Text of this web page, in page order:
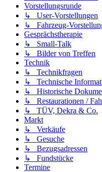
Vorstellungsrunde
↳ User-Vorstellungen
↳ Fahrzeug-
Gesprächstherapie
↳ Small-Talk
↳ Bilder von Treffen
Technik
↳ Technikfragen
↳ Technische
↳ Historische
↳ Restaurationen /
↳ TÜV, Dekra & Co.
Markt
↳ Verkäufe
↳ Gesuche
↳ Bezugsadressen
↳ Fundstücke
Termine